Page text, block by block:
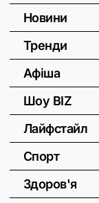
Новини
Тренди
Афіша
Шоу BIZ
Лайфстайл
Спорт
Здоров'я